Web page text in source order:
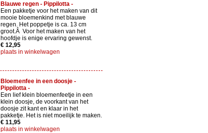
Blauwe regen - Pippilotta -
Een pakketje voor het maken van dit
mooie bloemenkind met blauwe
regen. Het poppetje is ca. 13 cm
groot.Â Voor het maken van het
hoofdje is enige ervaring gewenst.
€ 12,95
plaats in winkelwagen
Bloemenfee in een doosje -
Pippilotta -
Een lief klein bloemenfeetje in een
klein doosje, de voorkant van het
doosje zit kant en klaar in het
pakketje. Het is niet moeilijk te maken.
€ 11,95
plaats in winkelwagen